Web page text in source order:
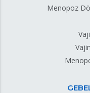
Menopoz